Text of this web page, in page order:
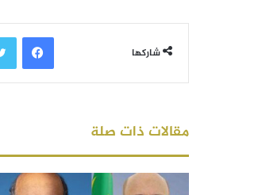
شاركها
فيسبوك
مقالات ذات صلة